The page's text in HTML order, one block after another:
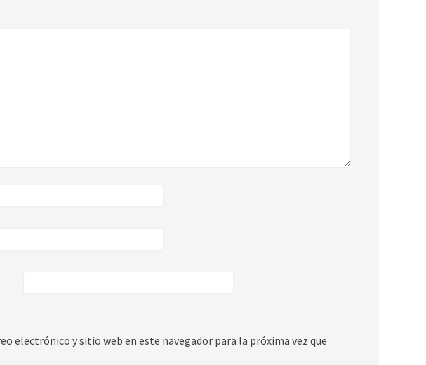
electrónico y sitio web en este navegador para la próxima vez que